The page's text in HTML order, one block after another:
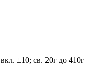
±10; св. 20г до 410г